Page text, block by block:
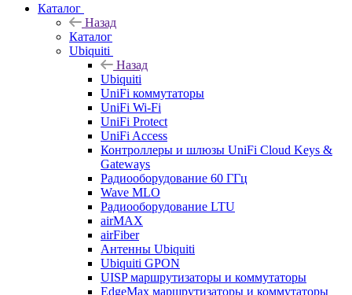
Каталог
Назад
Каталог
Ubiquiti
Назад
Ubiquiti
UniFi коммутаторы
UniFi Wi-Fi
UniFi Protect
UniFi Access
Контроллеры и шлюзы UniFi Cloud Keys &
Gateways
Радиооборудование 60 ГГц
Wave MLO
Радиооборудование LTU
airMAX
airFiber
Антенны Ubiquiti
Ubiquiti GPON
UISP маршрутизаторы и коммутаторы
EdgeMax маршрутизаторы и коммутаторы